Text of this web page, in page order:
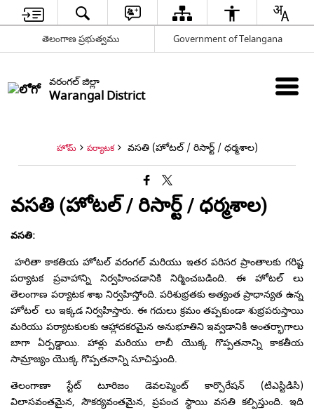
తెలంగాణ ప్రభుత్వము Government of Telangana
వరంగల్ జిల్లా
Warangal District
హోమ్ పర్యాటక వసతి (హోటల్ / రిసార్ట్ / ధర్మశాల)
వసతి (హోటల్ / రిసార్ట్ / ధర్మశాల)
వసతి:
హరితా కాకతియ హోటల్ వరంగల్ మరియు ఇతర పరిసర ప్రాంతాలకు గరిష్ట
పర్యాటక ప్రవాహాన్ని నిర్వహించడానికి నిర్మించబడింది. ఈ హోటల్ లు
తెలంగాణ పర్యాటక శాఖ నిర్వహిస్తోంది. పరిశుభ్రతకు అత్యంత ప్రాధాన్యత ఉన్న
హోటల్ లు ఇక్కడ నిర్వహిస్తారు. ఈ గదులు క్రమం తప్పకుండా శుభ్రపరుస్తాయి
మరియు పర్యాటకులకు ఆహ్లాదకరమైన అనుభూతిని ఇవ్వడానికి అంతర్భాగాలు
బాగా ఏర్పడ్డాయి. హాళ్లు మరియు లాబీ యొక్క గొప్పతనాన్ని కాకతీయ
సామ్రాజ్యం యొక్క గొప్పతనాన్ని సూచిస్తుంది.
తెలంగాణా స్టేట్ టూరిజం డెవలప్మెంట్ కార్పొరేషన్ (టిఎస్టిడిసి)
విలాసవంతమైన, సౌకర్యవంతమైన, ప్రపంచ స్థాయి వసతి కల్పిస్తుంది. ఇది